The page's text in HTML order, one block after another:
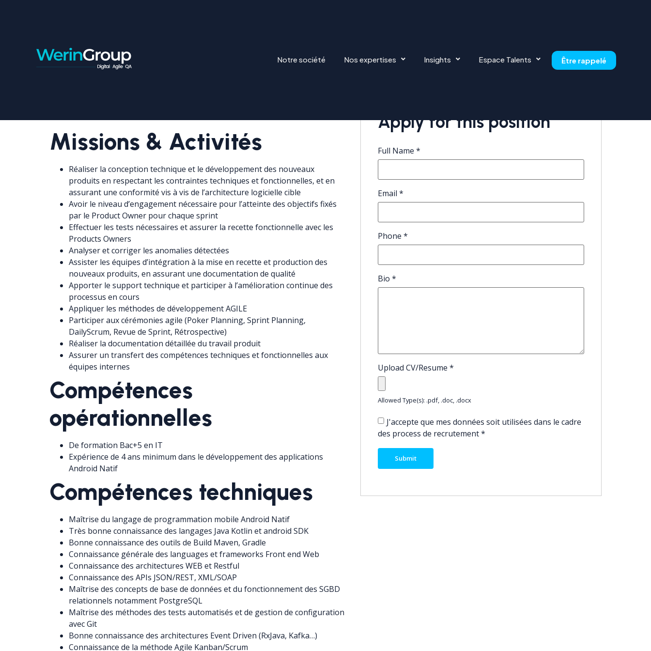
Notre société Nos expertises Insights Espace Talents Être rappelé
CONSULTANT MOBILE ANDROID
Missions & Activités
Réaliser la conception technique et le développement des nouveaux
produits en respectant les contraintes techniques et fonctionnelles, et en
assurant une conformité vis à vis de l’architecture logicielle cible
Avoir le niveau d’engagement nécessaire pour l’atteinte des objectifs fixés
par le Product Owner pour chaque sprint
Effectuer les tests nécessaires et assurer la recette fonctionnelle avec les
Products Owners
Analyser et corriger les anomalies détectées
Assister les équipes d’intégration à la mise en recette et production des
nouveaux produits, en assurant une documentation de qualité
Apporter le support technique et participer à l’amélioration continue des
processus en cours
Appliquer les méthodes de développement AGILE
Participer aux cérémonies agile (Poker Planning, Sprint Planning,
DailyScrum, Revue de Sprint, Rétrospective)
Réaliser la documentation détaillée du travail produit
Assurer un transfert des compétences techniques et fonctionnelles aux
équipes internes
Compétences
opérationnelles
De formation Bac+5 en IT
Expérience de 4 ans minimum dans le développement des applications
Android Natif
Compétences techniques
Maîtrise du langage de programmation mobile Android Natif
Très bonne connaissance des langages Java Kotlin et android SDK
Bonne connaissance des outils de Build Maven, Gradle
Connaissance générale des languages et frameworks Front end Web
Connaissance des architectures WEB et Restful
Connaissance des APIs JSON/REST, XML/SOAP
Maîtrise des concepts de base de données et du fonctionnement des SGBD
relationnels notamment PostgreSQL
Maîtrise des méthodes des tests automatisés et de gestion de configuration
avec Git
Bonne connaissance des architectures Event Driven (RxJava, Kafka…)
Connaissance de la méthode Agile Kanban/Scrum
Apply for this position
Full Name *
Email *
Phone *
Bio *
Upload CV/Resume *
Allowed Type(s): .pdf, .doc, .docx
J'accepte que mes données soit utilisées dans le cadre
des process de recrutement*